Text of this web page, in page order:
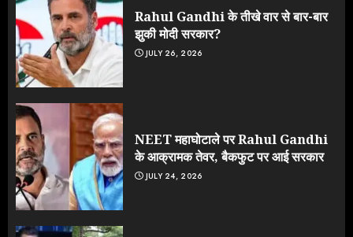
Rahul Gandhi के तीखे वार से बार-बार
झुकी मोदी सरकार?
JULY 26, 2026
NEET महाघोटाले पर Rahul Gandhi
के आक्रामक तेवर, बैकफुट पर आई सरकार
JULY 24, 2026